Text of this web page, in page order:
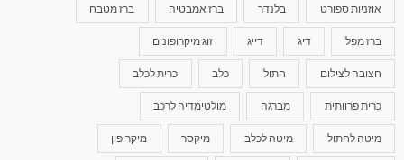
אוזניות ספורט בלנדר ברז אמבטיה ברז מטבח
ברז מפל דיג דייג זוג מיקרופונים
חצובה לצילום חתול כלב כרית לכלב
כרית פרוותית מברגה מולטימדיה לרכב
מיטה לחתול מיטה לכלב מיקסר מיקרופון